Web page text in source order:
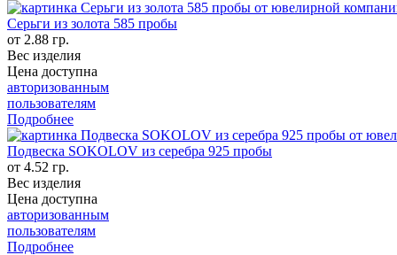
Серьги из золота 585 пробы
от 2.88 гр.
Вес изделия
Цена доступна
авторизованным
пользователям
Подробнее
Подвеска SOKOLOV из серебра 925 пробы
от 4.52 гр.
Вес изделия
Цена доступна
авторизованным
пользователям
Подробнее